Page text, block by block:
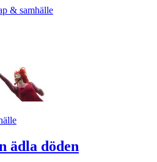
ädla döden